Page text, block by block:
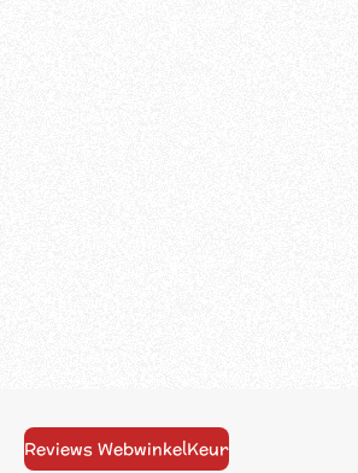
Reviews WebwinkelKeur